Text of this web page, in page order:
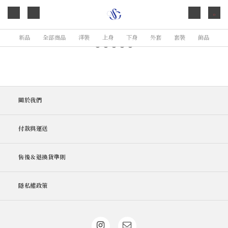
0
新品 全部商品 洋裝 上身 下身 外套 套裝 飾品
關於我們
付款與運送
售後＆退換貨準則
隱私權政策